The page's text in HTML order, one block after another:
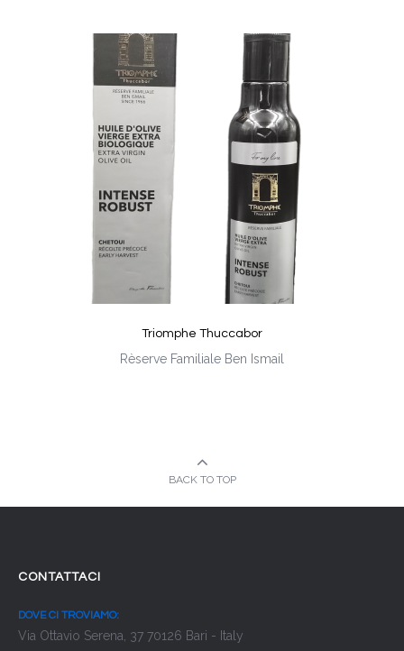
Triomphe Thuccabor
Rèserve Familiale Ben Ismail
BACK TO TOP
CONTATTACI
DOVE CI TROVIAMO:
Via Ottavio Serena, 37 70126 Bari - Italy